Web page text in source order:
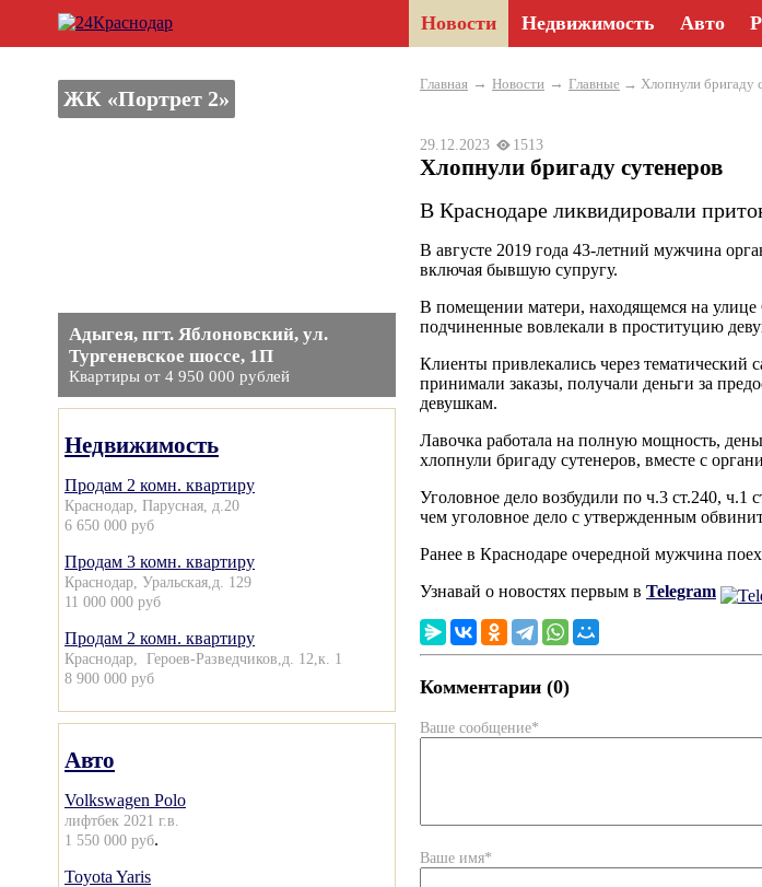
Новости Недвижимость Авто
ЖК «Портрет 2»
Адыгея, пгт. Яблоновский, ул.
Тургеневское шоссе, 1П
Квартиры от 4 950 000 рублей
Недвижимость
Продам 2 комн. квартиру
Краснодар, Парусная, д.20
6 650 000 руб
Продам 3 комн. квартиру
Краснодар, Уральская,д. 129
11 000 000 руб
Продам 2 комн. квартиру
Краснодар, Героев-Разведчиков,д. 12,к. 1
8 900 000 руб
Авто
Volkswagen Polo
лифтбек 2021 г.в.
1 550 000 руб.
Toyota Yaris
Главная → Новости → Главные → Хлопнули бригаду
29.12.2023 1513
Хлопнули бригаду сутенеров
В Краснодаре ликвидировали
В августе 2019 года 43-летний мужчина
включая бывшую супругу.
В помещении матери, находящемся на
подчиненные вовлекали в проституцию
Клиенты привлекались через тематический
принимали заказы, получали деньги за
девушкам.
Лавочка работала на полную мощность,
хлопнули бригаду сутенеров, вместе с
Уголовное дело возбудили по ч.3 ст.240, ч.1
чем уголовное дело с утвержденным
Ранее в Краснодаре очередной мужчина
Узнавай о новостях первым в Telegram
Комментарии (0)
Ваше сообщение*
Ваше имя*